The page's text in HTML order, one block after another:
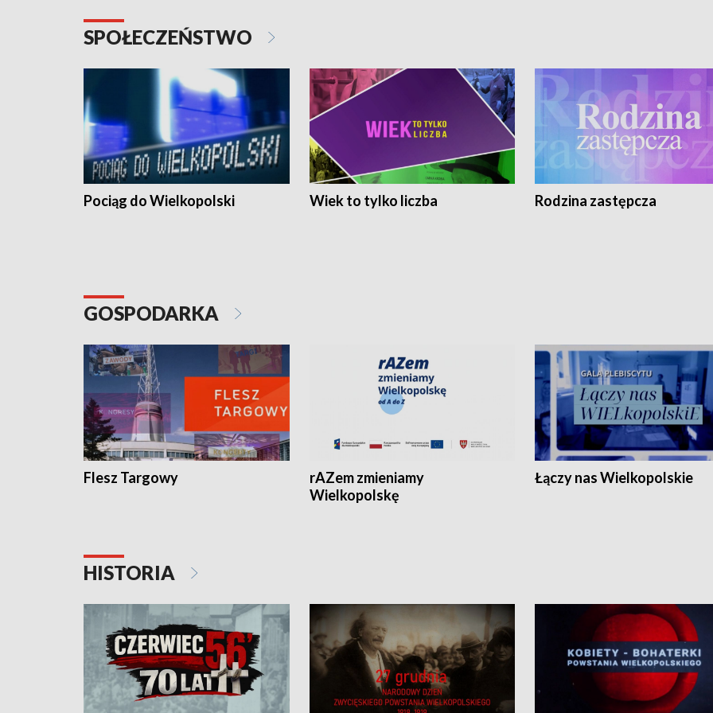
SPOŁECZEŃSTWO
Pociąg do Wielkopolski Wiek to tylko liczba Rodzina zastępcza
GOSPODARKA
Flesz Targowy
rAZem zmieniamy
Wielkopolskę
Łączy nas Wielkopolskie
HISTORIA